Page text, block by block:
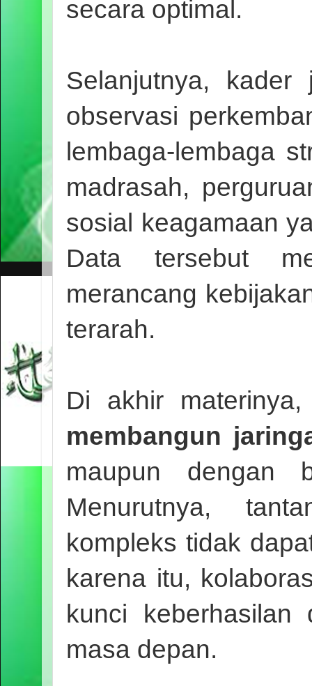
secara optimal.
Selanjutnya, kader
observasi
lembaga-lembaga
madrasah,
sosial keagamaan
Data tersebut
merancang
terarah.
Di akhir
membangun
maupun dengan
Menurutnya,
kompleks tidak
karena itu,
kunci
masa depan.